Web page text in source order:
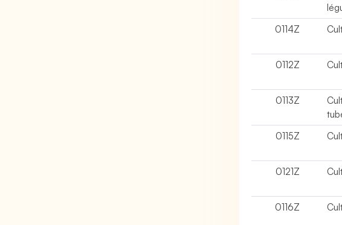
0114Z
0112Z
0113Z
0115Z
0121Z
0116Z